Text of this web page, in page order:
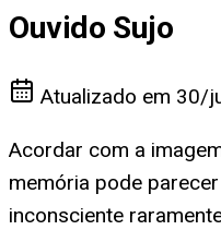
Ouvido Sujo
Atualizado em 30/
Acordar com a
memória pode parecer
inconsciente